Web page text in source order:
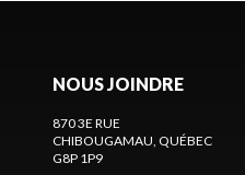
NOUS JOINDRE
870 3E RUE
CHIBOUGAMAU, QUÉBEC
G8P 1P9